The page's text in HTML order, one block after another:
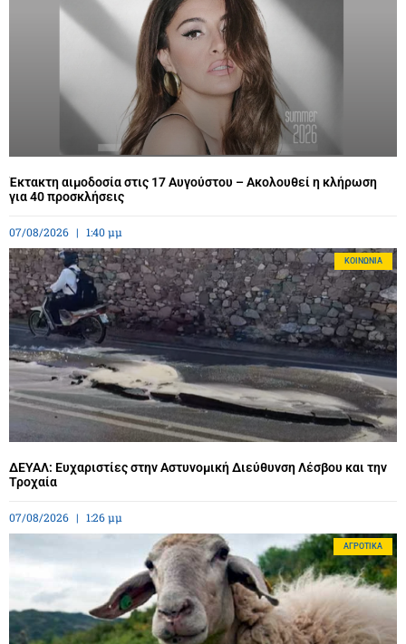
Έκτακτη αιμοδοσία στις 17 Αυγούστου – Ακολουθεί η κλήρωση
για 40 προσκλήσεις
07/08/2026 1:40 μμ
ΚΟΙΝΩΝΊΑ
ΔΕΥΑΛ: Ευχαριστίες στην Αστυνομική Διεύθυνση Λέσβου και την
Τροχαία
07/08/2026 1:26 μμ
ΑΓΡΟΤΙΚΆ